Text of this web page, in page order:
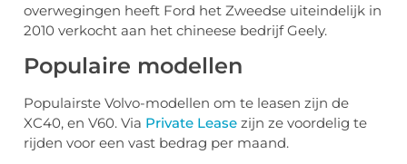
overwegingen heeft Ford het Zweedse uiteindelijk in
2010 verkocht aan het chineese bedrijf Geely.
Populaire modellen
Populairste Volvo-modellen om te leasen zijn de
XC40, en V60. Via Private Lease zijn ze voordelig te
rijden voor een vast bedrag per maand.